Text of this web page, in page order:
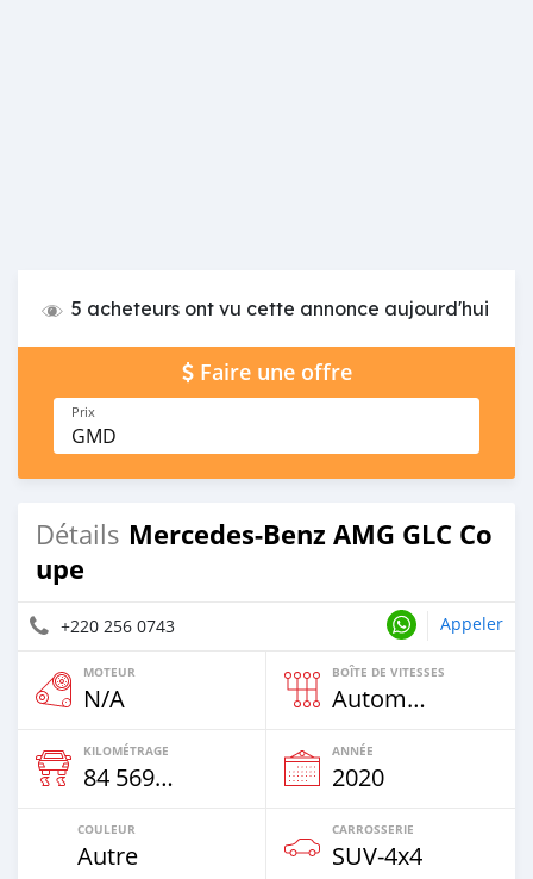
5 acheteurs ont vu cette annonce aujourd'hui
Faire une offre
Prix
GMD
Détails Mercedes-Benz AMG GLC Co
upe
+220 256 0743 Appeler
MOTEUR
N/A
BOÎTE DE VITESSES
Automatique
KILOMÉTRAGE
84 569 Km
ANNÉE
2020
COULEUR
Autre
CARROSSERIE
SUV‒4x4